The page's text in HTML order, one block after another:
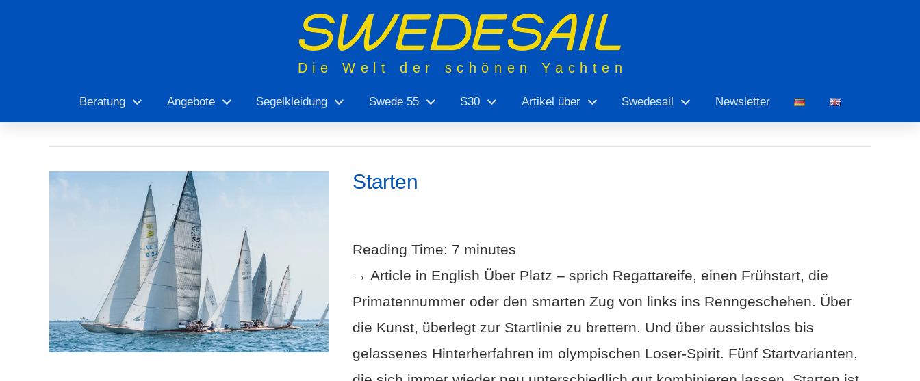
Die Welt der schönen Yachten
Beratung Angebote Segelkleidung Swede 55 S30 Artikel über Swedesail Newsletter
Starten
Reading Time: 7 minutes
→ Article in English Über Platz – sprich Regattareife, einen Frühstart, die
Primatennummer oder den smarten Zug von links ins Renngeschehen. Über
die Kunst, überlegt zur Startlinie zu brettern. Und über aussichtslos bis
gelassenes Hinterherfahren im olympischen Loser-Spirit. Fünf Startvarianten,